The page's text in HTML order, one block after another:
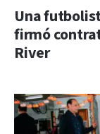
Una
firmó
River